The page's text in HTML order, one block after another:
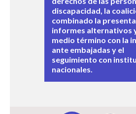
discapacidad, la
combinado la
informes alternativos
medio término con la
ante embajadas y el
seguimiento con
nacionales.
públicas.